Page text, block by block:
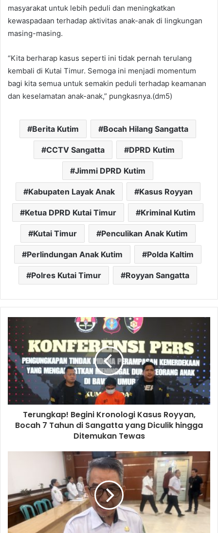
masyarakat untuk lebih peduli dan meningkatkan
kewaspadaan terhadap aktivitas anak-anak di lingkungan
masing-masing.
“Kita berharap kasus seperti ini tidak pernah terulang
kembali di Kutai Timur. Semoga ini menjadi momentum
bagi kita semua untuk semakin peduli terhadap keamanan
dan keselamatan anak-anak,” pungkasnya.(dm5)
Berita Kutim Bocah Hilang Sangatta
CCTV Sangatta DPRD Kutim
Jimmi DPRD Kutim
Kabupaten Layak Anak Kasus Royyan
Ketua DPRD Kutai Timur Kriminal Kutim
Kutai Timur Penculikan Anak Kutim
Perlindungan Anak Kutim Polda Kaltim
Polres Kutai Timur Royyan Sangatta
Terungkap! Begini Kronologi Kasus Royyan,
Bocah 7 Tahun di Sangatta yang Diculik hingga
Ditemukan Tewas